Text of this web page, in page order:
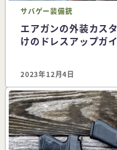
サバゲー装備銃
エアガンの外装カス
けのドレスアップガ
2023年12月4日